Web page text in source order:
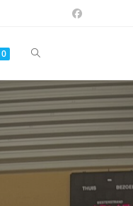
0 Toggle
site
zoeken